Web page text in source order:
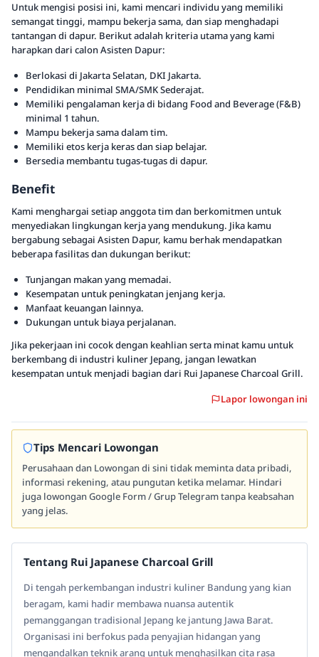
Untuk mengisi posisi ini, kami mencari individu yang memiliki
semangat tinggi, mampu bekerja sama, dan siap menghadapi
tantangan di dapur. Berikut adalah kriteria utama yang kami
harapkan dari calon Asisten Dapur:
Berlokasi di Jakarta Selatan, DKI Jakarta.
Pendidikan minimal SMA/SMK Sederajat.
Memiliki pengalaman kerja di bidang Food and Beverage (F&B)
minimal 1 tahun.
Mampu bekerja sama dalam tim.
Memiliki etos kerja keras dan siap belajar.
Bersedia membantu tugas-tugas di dapur.
Benefit
Kami menghargai setiap anggota tim dan berkomitmen untuk
menyediakan lingkungan kerja yang mendukung. Jika kamu
bergabung sebagai Asisten Dapur, kamu berhak mendapatkan
beberapa fasilitas dan dukungan berikut:
Tunjangan makan yang memadai.
Kesempatan untuk peningkatan jenjang kerja.
Manfaat keuangan lainnya.
Dukungan untuk biaya perjalanan.
Jika pekerjaan ini cocok dengan keahlian serta minat kamu untuk
berkembang di industri kuliner Jepang, jangan lewatkan
kesempatan untuk menjadi bagian dari Rui Japanese Charcoal Grill.
Lapor lowongan ini
Tips Mencari Lowongan
Perusahaan dan Lowongan di sini tidak meminta data pribadi,
informasi rekening, atau pungutan ketika melamar. Hindari
juga lowongan Google Form / Grup Telegram tanpa keabsahan
yang jelas.
Tentang Rui Japanese Charcoal Grill
Di tengah perkembangan industri kuliner Bandung yang kian
beragam, kami hadir membawa nuansa autentik
pemanggangan tradisional Jepang ke jantung Jawa Barat.
Organisasi ini berfokus pada penyajian hidangan yang
mengandalkan teknik arang untuk menghasilkan cita rasa